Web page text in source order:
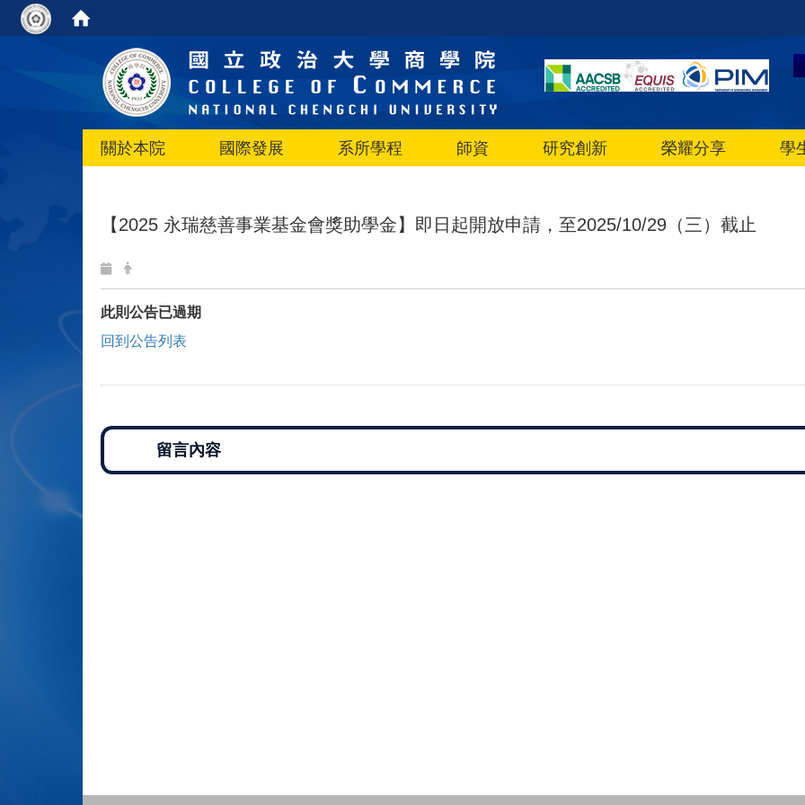
關於本院 國際發展 系所學程 師資 研究創新 榮耀分享 學
【2025 永瑞慈善事業基金會獎助學金】即日起開放申請，至2025/10/29（三）截止
此則公告已過期
回到公告列表